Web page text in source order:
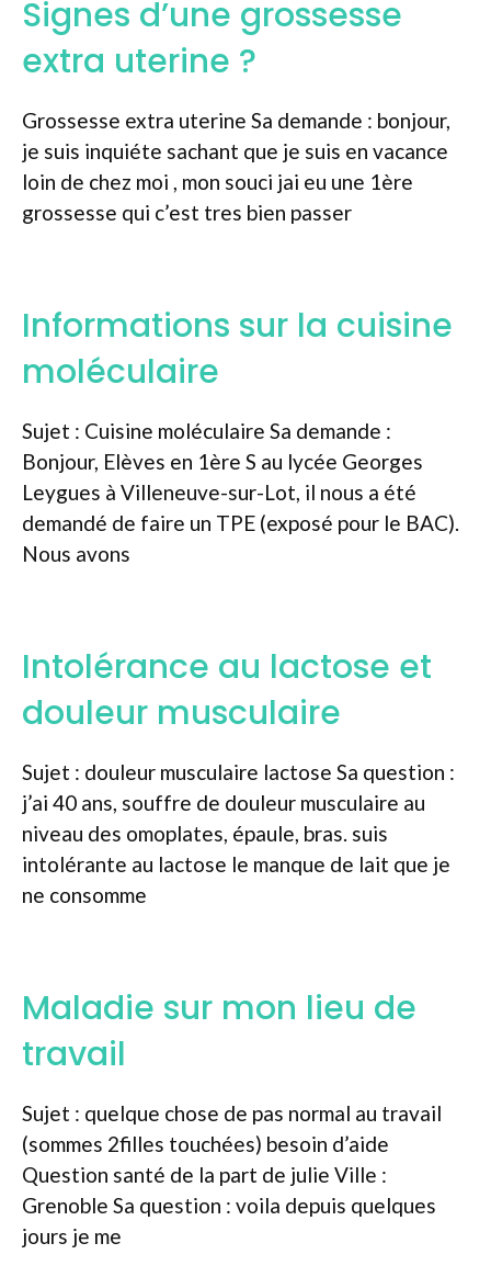
Signes d’une grossesse
extra uterine ?
Grossesse extra uterine Sa demande : bonjour,
je suis inquiéte sachant que je suis en vacance
loin de chez moi , mon souci jai eu une 1ère
grossesse qui c’est tres bien passer
Informations sur la cuisine
moléculaire
Sujet : Cuisine moléculaire Sa demande :
Bonjour, Elèves en 1ère S au lycée Georges
Leygues à Villeneuve-sur-Lot, il nous a été
demandé de faire un TPE (exposé pour le BAC).
Nous avons
Intolérance au lactose et
douleur musculaire
Sujet : douleur musculaire lactose Sa question :
j’ai 40 ans, souffre de douleur musculaire au
niveau des omoplates, épaule, bras. suis
intolérante au lactose le manque de lait que je
ne consomme
Maladie sur mon lieu de
travail
Sujet : quelque chose de pas normal au travail
(sommes 2filles touchées) besoin d’aide
Question santé de la part de julie Ville :
Grenoble Sa question : voila depuis quelques
jours je me